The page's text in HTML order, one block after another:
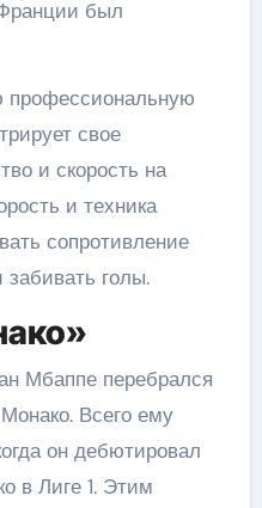
был
профессиональную
свое
и скорость на
и техника
сопротивление
голы.
Мбаппе перебрался
Всего ему
он дебютировал
в Лиге 1. Этим